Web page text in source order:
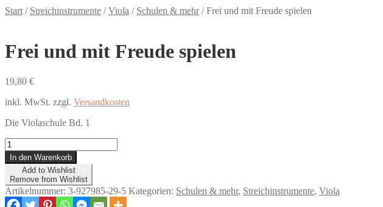
Start / Streichinstrumente /Viola / Schulen & mehr/Frei und mit Freude spielen
Frei und mit Freude spielen
19,80 €
inkl. MwSt. zzgl. Versandkosten
Die Violaschule Bd. 1
Frei
und
mit
Freude
spielen
Menge
In den Warenkorb
Add to Wishlist
Remove from Wishlist
Artikelnummer: 3-927985-29-5 Kategorien: Schulen & mehr, Streichinstrumente, Viola